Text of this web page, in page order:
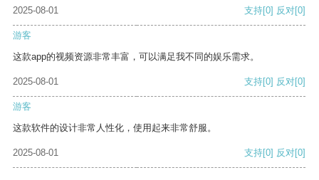
2025-08-01 支持[0] 反对[0]
游客
这款app的视频资源非常丰富，可以满足我不同的娱乐需求。
2025-08-01 支持[0] 反对[0]
游客
这款软件的设计非常人性化，使用起来非常舒服。
2025-08-01 支持[0] 反对[0]